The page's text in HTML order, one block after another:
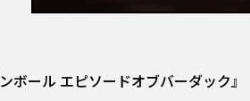
ボール エピソードオブバーダック』